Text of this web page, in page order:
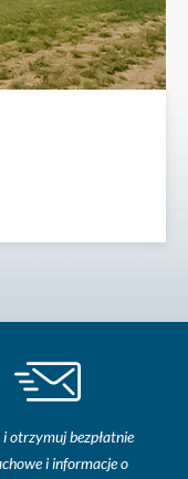
otrzymuj bezpłatnie
i informacje o